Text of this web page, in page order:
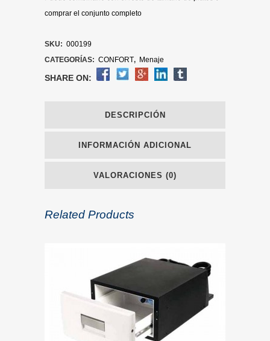
comprar el conjunto completo
SKU: 000199
CATEGORÍAS: CONFORT, Menaje
SHARE ON:
DESCRIPCIÓN
INFORMACIÓN ADICIONAL
VALORACIONES (0)
Related Products